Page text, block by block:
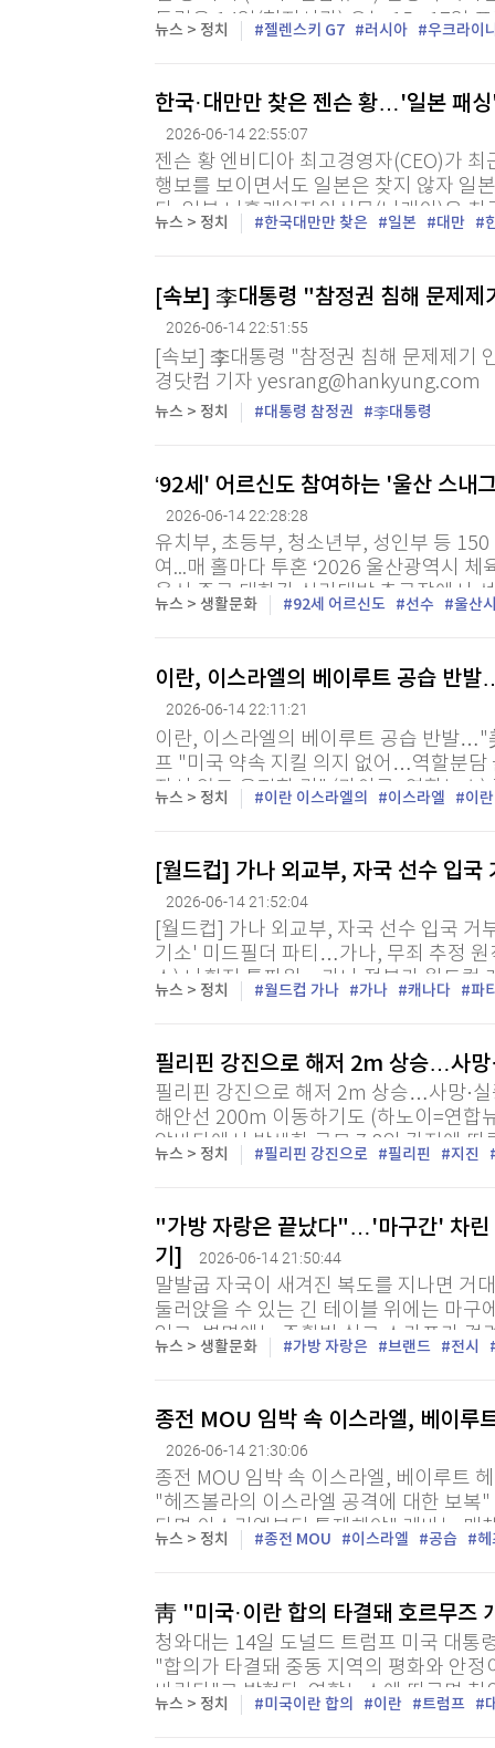
통령은 14일(현지시간) 오는 15∼17일
의에서 드론 협력 등을 위한 회담을 준비
뉴스 > 정치 젤렌스키 G7 러시아 우크라이
한국·대만만 찾은 젠슨 황…'일본 패
2026-06-14 22:55:07
젠슨 황 엔비디아 최고경영자(CEO)가
행보를 보이면서도 일본은 찾지 않자 일
다. 일본 니혼게이자이신문(닛케이)은
집중 조명하며 "이번 '재팬 패싱'은 반도
뉴스 > 정치 한국대만만 찾은 일본 대만
[속보] 李대통령 "참정권 침해 문제
2026-06-14 22:51:55
[속보] 李대통령 "참정권 침해 문제제기
경닷컴 기자 yesrang@hankyung.com
뉴스 > 정치 대통령 참정권 李대통령
‘92세' 어르신도 참여하는 '울산 스내
2026-06-14 22:28:28
유치부, 초등부, 청소년부, 성인부 등
여...매 홀마다 투혼 ‘2026 울산광역시
울산 중구 태화강 십리대밭 축구장에서
그골프대회'를 기치로 하는 울산시 체육
뉴스 > 생활문화 92세 어르신도 선수 울산
이란, 이스라엘의 베이루트 공습 반
2026-06-14 22:11:21
이란, 이스라엘의 베이루트 공습 반발
프 "미국 약속 지킬 의지 없어…역할분
좌시 않고 응징할 것" (카이로=연합뉴스
해각서(MOU) 체결이 임박한 가운데 이
뉴스 > 정치 이란 이스라엘의 이스라엘 이란
[월드컵] 가나 외교부, 자국 선수 입국
2026-06-14 21:52:04
[월드컵] 가나 외교부, 자국 선수 입국
기소' 미드필더 파티…가나, 무죄 추정
스) 나확진 특파원 = 가나 정부가 월드컵
자국 축구대표팀 선수의 입국을 금지한
뉴스 > 정치 월드컵 가나 가나 캐나다 파
필리핀 강진으로 해저 2m 상승…사
필리핀 강진으로 해저 2m 상승…사망·
해안선 200m 이동하기도 (하노이=연합
앞바다에서 발생한 규모 7.8의 강진에
불어난 가운데 해당 지역 해저가 지진의
뉴스 > 정치 필리핀 강진으로 필리핀 지진
"가방 자랑은 끝났다"…'마구간' 차린
기]
2026-06-14 21:50:44
말발굽 자국이 새겨진 복도를 지나면 거
둘러앉을 수 있는 긴 테이블 위에는 마구
있고, 벽면에는 주황빛 실크 스카프가 걸
부들은 손님을 맞이하며 공간 곳곳에 숨
뉴스 > 생활문화 가방 자랑은 브랜드 전시
종전 MOU 임박 속 이스라엘, 베이루
2026-06-14 21:30:06
종전 MOU 임박 속 이스라엘, 베이루트
"헤즈볼라의 이스라엘 공격에 대한 보복
다면 이스라엘부터 통제해야" 레바논
연합뉴스) 김상훈 특파원 = 미국과 이란
뉴스 > 정치 종전 MOU 이스라엘 공습
靑 "미국·이란 합의 타결돼 호르무즈
청와대는 14일 도널드 트럼프 미국 대통
"합의가 타결돼 중동 지역의 평화와 안
바란다"고 밝혔다. 연합뉴스에 따르면
뉴스 > 정치 미국이란 합의 이란 트럼프